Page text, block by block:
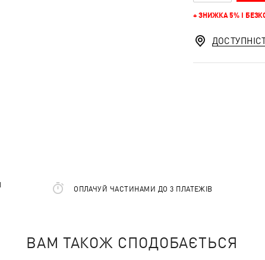
+ ЗНИЖКА 5% І
ОПЛАЧУЙ ЧАСТИНАМИ ДО 3 ПЛАТЕЖІВ
ВАМ ТАКОЖ СПОДОБАЄТЬСЯ